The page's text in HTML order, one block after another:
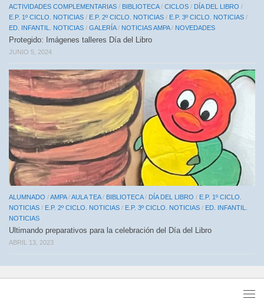
ACTIVIDADES COMPLEMENTARIAS / BIBLIOTECA/ CICLOS / DÍA DEL LIBRO /
E.P. 1º CICLO. NOTICIAS / E.P. 2º CICLO. NOTICIAS / E.P. 3º CICLO. NOTICIAS /
ED. INFANTIL. NOTICIAS / GALERÍA/ NOTICIAS AMPA/ NOVEDADES
Protegido: Imágenes talleres Día del Libro
JUNIO 5, 2024
ALUMNADO /AMPA/AULA TEA/ BIBLIOTECA/ DÍA DEL LIBRO / E.P. 1º CICLO.
NOTICIAS / E.P. 2º CICLO. NOTICIAS / E.P. 3º CICLO. NOTICIAS / ED. INFANTIL.
NOTICIAS
Ultimando preparativos para la celebración del Día del Libro
ABRIL 13, 2023